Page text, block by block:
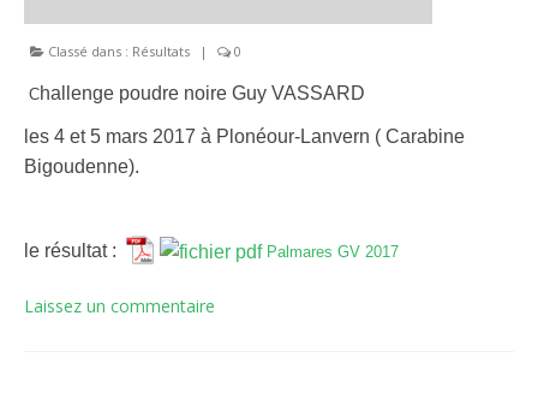
Les réglementations et documents
Les règles de sécurité
Les tirs pratiqués
Classé dans : Résultats | 0
Challenge poudre noire Guy VASSARD
les 4 et 5 mars 2017 à Plonéour-Lanvern ( Carabine
Bigoudenne).
le résultat : Palmares GV 2017
Laissez un commentaire